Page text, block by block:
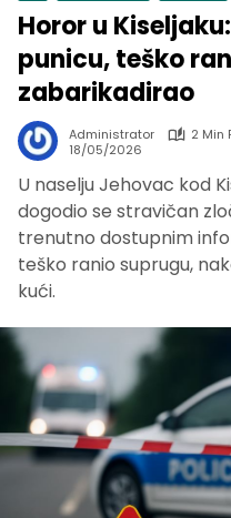
Horor u
punicu, teško
zabarikadirao
Administrator
2 Min
18/05/2026
U naselju Jehovac kod
dogodio se stravičan
trenutno dostupnim
teško ranio suprugu,
kući.